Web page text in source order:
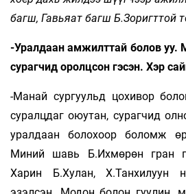
багш, Гавьяат багш Б.Зоригттой
-Уралдаан амжилттай болов уу.
сурагчид оролцсон гэсэн. Хэр
-Манай сургуульд цохивор
суралцдаг оюутан, сурагчид
уралдаан болохоор боломж
Миний шавь Б.Ихмөрөн гран
Харин Б.Хулан, Х.Танхилуун